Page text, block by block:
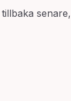
senare,